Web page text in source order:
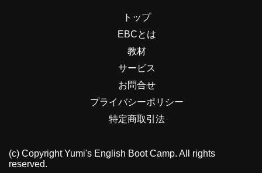
トップ
EBCとは
教材
サービス
お問合せ
プライバシーポリシー
特定商取引法
(c) Copyright Yumi's English Boot Camp. All rights
reserved.